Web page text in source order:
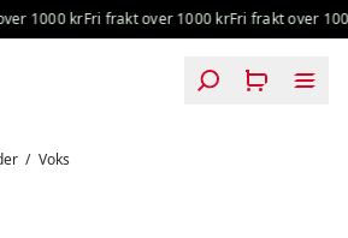
1000 krFri frakt over 1000 krFri frakt over 1000
Voks